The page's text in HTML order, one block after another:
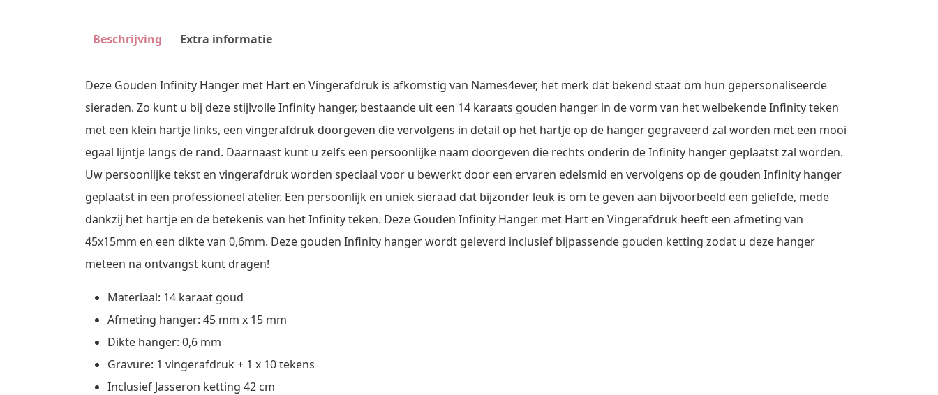
Beschrijving Extra informatie
Deze Gouden Infinity Hanger met Hart en Vingerafdruk is afkomstig van Names4ever, het merk dat bekend staat om hun gepersonaliseerde
sieraden. Zo kunt u bij deze stijlvolle Infinity hanger, bestaande uit een 14 karaats gouden hanger in de vorm van het welbekende Infinity teken
met een klein hartje links, een vingerafdruk doorgeven die vervolgens in detail op het hartje op de hanger gegraveerd zal worden met een mooi
egaal lijntje langs de rand. Daarnaast kunt u zelfs een persoonlijke naam doorgeven die rechts onderin de Infinity hanger geplaatst zal worden.
Uw persoonlijke tekst en vingerafdruk worden speciaal voor u bewerkt door een ervaren edelsmid en vervolgens op de gouden Infinity hanger
geplaatst in een professioneel atelier. Een persoonlijk en uniek sieraad dat bijzonder leuk is om te geven aan bijvoorbeeld een geliefde, mede
dankzij het hartje en de betekenis van het Infinity teken. Deze Gouden Infinity Hanger met Hart en Vingerafdruk heeft een afmeting van
45x15mm en een dikte van 0,6mm. Deze gouden Infinity hanger wordt geleverd inclusief bijpassende gouden ketting zodat u deze hanger
meteen na ontvangst kunt dragen!
Materiaal: 14 karaat goud
Afmeting hanger: 45 mm x 15 mm
Dikte hanger: 0,6 mm
Gravure: 1 vingerafdruk + 1 x 10 tekens
Inclusief Jasseron ketting 42 cm